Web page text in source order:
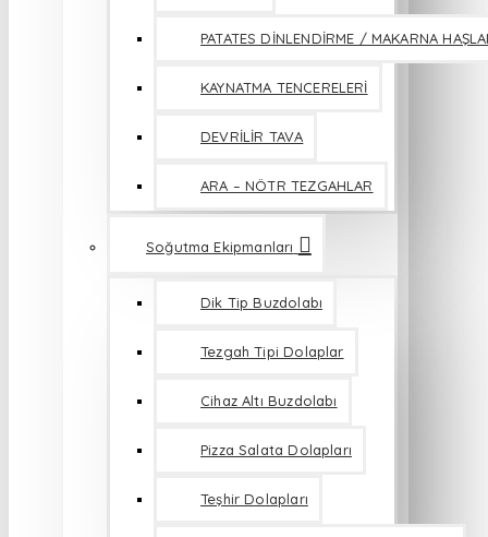
PATATES DİNLENDİRME / MAKARNA
KAYNATMA TENCERELERİ
DEVRİLİR TAVA
ARA – NÖTR TEZGAHLAR
Soğutma Ekipmanları
Dik Tip Buzdolabı
Tezgah Tipi Dolaplar
Cihaz Altı Buzdolabı
Pizza Salata Dolapları
Teşhir Dolapları